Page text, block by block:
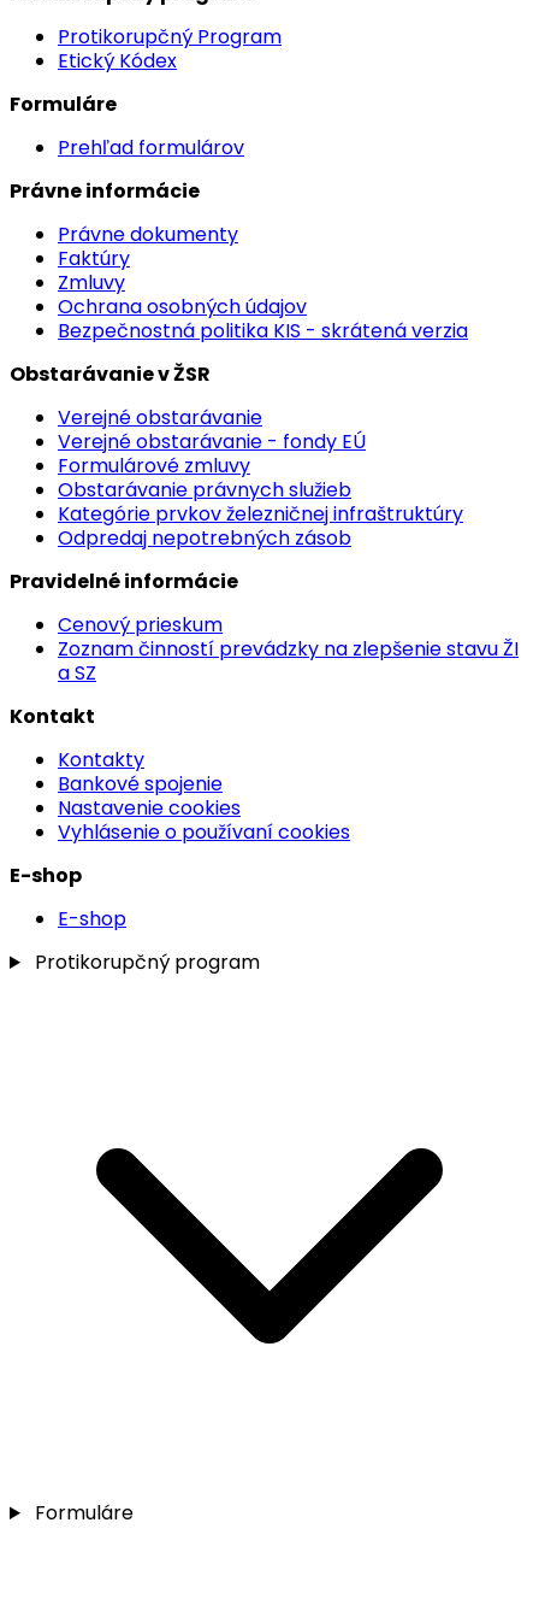
Protikorupčný Program
Etický Kódex
Formuláre
Prehľad formulárov
Právne informácie
Právne dokumenty
Faktúry
Zmluvy
Ochrana osobných údajov
Bezpečnostná politika KIS - skrátená verzia
Obstarávanie v ŽSR
Verejné obstarávanie
Verejné obstarávanie - fondy EÚ
Formulárové zmluvy
Obstarávanie právnych služieb
Kategórie prvkov železničnej infraštruktúry
Odpredaj nepotrebných zásob
Pravidelné informácie
Cenový prieskum
Zoznam činností prevádzky na zlepšenie stavu ŽI
a SZ
Kontakt
Kontakty
Bankové spojenie
Nastavenie cookies
Vyhlásenie o používaní cookies
E-shop
E-shop
Protikorupčný program
Formuláre